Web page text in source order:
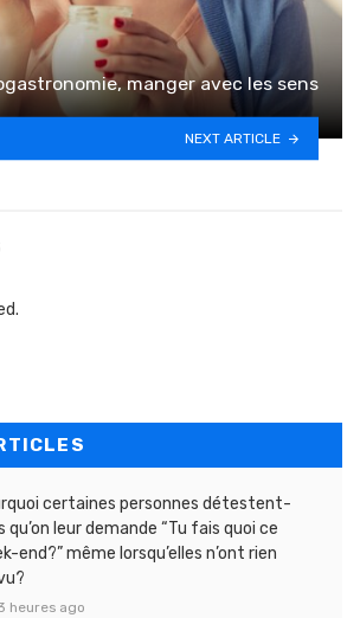
manger avec les sens
NEXT ARTICLE
certaines personnes détestent-
qu’on leur demande “Tu fais quoi ce
end?” même lorsqu’elles n’ont rien
heures ago